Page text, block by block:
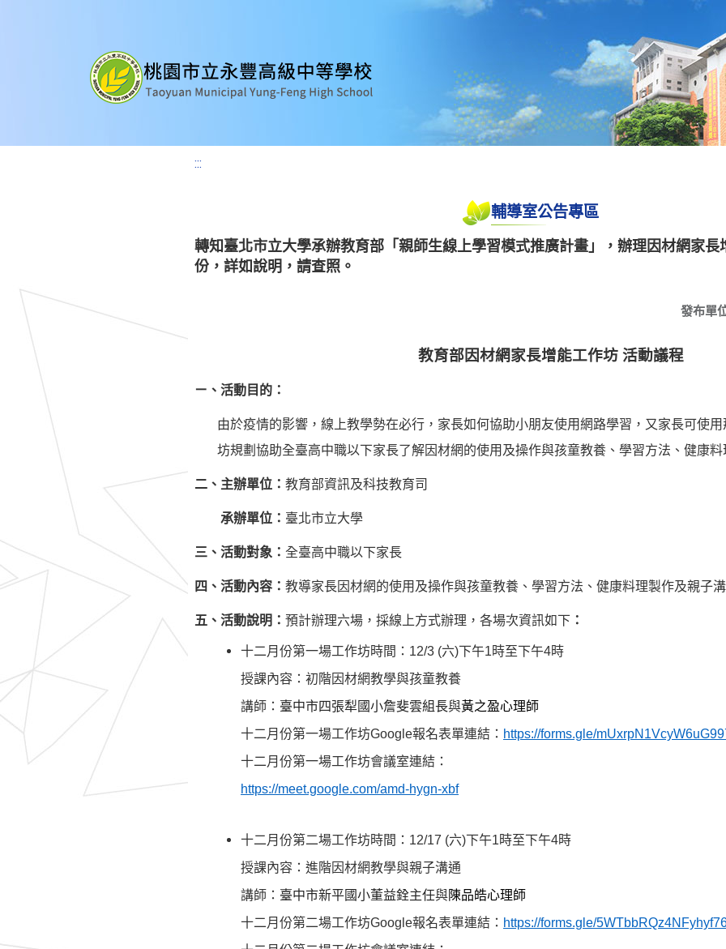
:::
輔導室公告專區
轉知臺北市立大學承辦教育部「親師生線上學習模式推廣計畫」，辦理因材網家
份，詳如說明，請查照。
發布單
教育部因材網家長增能工作坊 活動議程
ㄧ、活動目的：
由於疫情的影響，線上教學勢在必行，家長如何協助小朋友使用網路學習，又家長可使
坊規劃協助全臺高中職以下家長了解因材網的使用及操作與孩童教養、學習方法、健康
二、主辦單位 ： 教育部資訊及科技教育司
承辦單位 ： 臺北市立大學
三、活動對象： 全臺高中職以下家長
四、活動內容： 教導家長因材網的使用及操作與孩童教養、學習方法、健康料理製作及親子
五、活動說明： 預計辦理六場，採線上方式辦理，各場次資訊如下：
十二月份第一場工作坊時間 ： 12/3 (六)下午1時至下午4時
授課內容：初階因材網教學與孩童教養
講師： 臺中市四張犁國小詹斐雲組長與黃之盈心理師
十二月份第一場工作坊Google報名表單連結： https://forms.gle/
十二月份第一場工作坊會議室連結：
https://meet.google.com/amd-hygn-xbf
十二月份第二場工作坊時間 ： 12/17 (六)下午1時至下午4時
授課內容：進階因材網教學與親子溝通
講師： 臺中市新平國小董益銓主任與陳品皓心理師
十二月份第二場工作坊Google報名表單連結： https://forms.gle/